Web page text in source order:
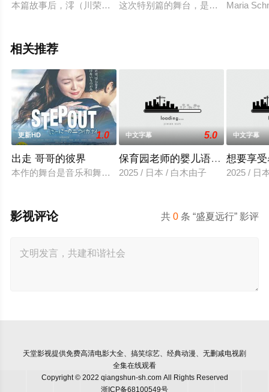
本篇故事后，澪（川荣李奈 饰）将作为护士助理和外科医生二
这次特别篇的舞台，是吉宗治世20多
Maria
相关推荐
更新HD 1.0
出走 哥哥的彼界
本作的舞台是音乐和舞蹈融入生活的冲绳。与母亲朱音、妹妹
中文字幕 5.0
保育园老师的婴儿语让人超兴奋
2025 / 日本 / 白木由子
中文字幕
想要享
2025 / 日
共0 条 “盛夏远行” 影评
影视评论
天堂影视提供免费高清电影大全、搞笑综艺、经典动漫、无删减电视剧
全集在线观看
Copyright © 2022 qiangshun-sh.com All Rights Reserved
浙ICP备68100549号